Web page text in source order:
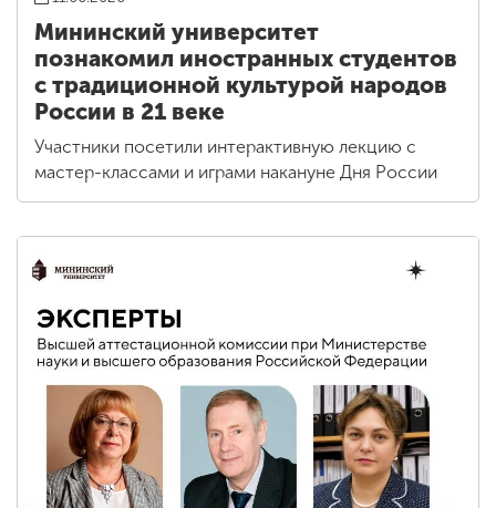
Мининский университет
познакомил иностранных студентов
с традиционной культурой народов
России в 21 веке
Участники посетили интерактивную лекцию с
мастер-классами и играми накануне Дня России